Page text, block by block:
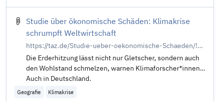
Studie über ökonomische Schäden: Klimakrise
schrumpft Weltwirtschaft
https://taz.de/Studie-ueber-oekonomische-Schaeden/!6001934/
Die Erderhitzung lässt nicht nur Gletscher, sondern auch
den Wohlstand schmelzen, warnen Klimaforscher*innen.
Auch in Deutschland.
Geografie Klimakrise